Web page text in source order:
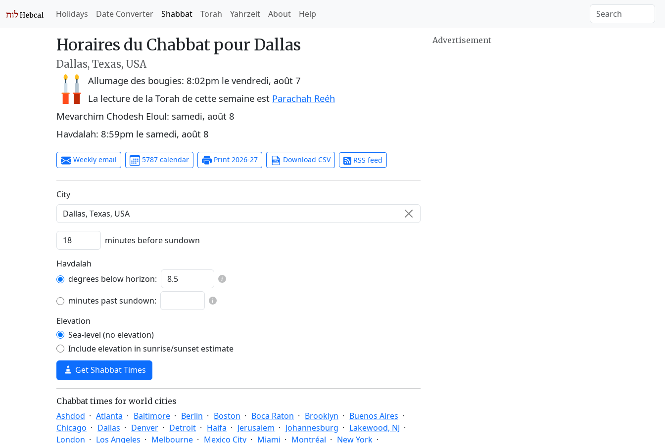
Holidays Date Converter Shabbat Torah Yahrzeit About Help
Horaires du Chabbat pour Dallas
Dallas, Texas, USA
Allumage des bougies: 8:02pm le vendredi, août 7
La lecture de la Torah de cette semaine est Parachah Reéh
Mevarchim Chodesh Eloul: samedi, août 8
Havdalah: 8:59pm le samedi, août 8
Weekly email 5787 calendar Print 2026-27 Download CSV RSS feed
C‍i‍t‍y‍
minutes before sundown
Havdalah
degrees below horizon:
minutes past sundown:
Elevation
Sea-level (no elevation)
Include elevation in sunrise/sunset estimate
Get Shabbat Times
Chabbat times for world cities
Ashdod Atlanta Baltimore Berlin Boston Boca Raton Brooklyn
Buenos Aires
Chicago
Dallas Denver Detroit Haifa Jerusalem Johannesburg
Lakewood, NJ
London
Los Angeles Melbourne Mexico City Miami Montréal New York
Advertisement